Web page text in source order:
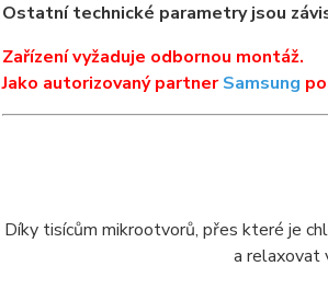
Ostatní technické parametry jsou
Zařízení vyžaduje odbornou montáž.
Jako autorizovaný partnerSamsung
Díky tisícům mikrootvorů, přes které je
a relaxovat